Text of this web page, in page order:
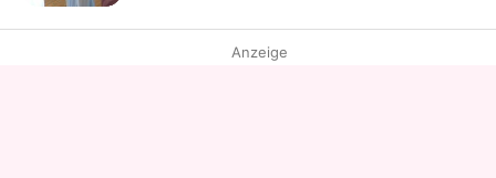
Anzeige